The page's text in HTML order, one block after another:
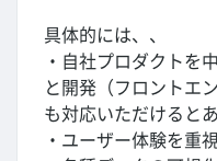
具体的には、、
・自社プロダクトを
と開発（フロントエ
も対応いただけると
・ユーザー体験を重